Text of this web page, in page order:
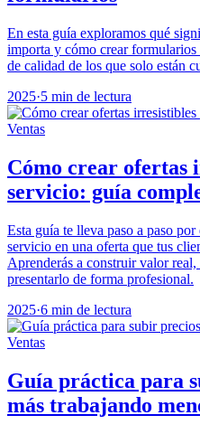
En esta guía exploramos qué
importa y cómo crear formularios
de calidad de los que solo están
2025·5 min de lectura
Ventas
Cómo crear ofertas
servicio: guía
Esta guía te lleva paso a paso
servicio en una oferta que tus
Aprenderás a construir valor
presentarlo de forma profesional.
2025·6 min de lectura
Ventas
Guía práctica para
más trabajando